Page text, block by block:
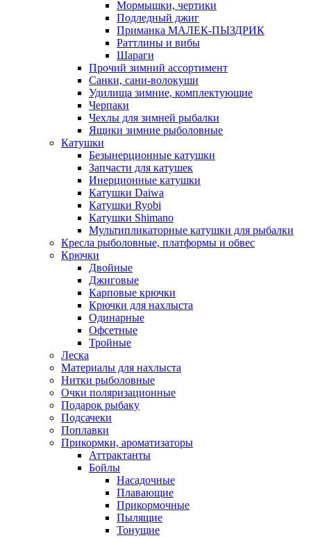
Мормышки, чертики
Подледный джиг
Приманка МАЛЕК-ПЫЗДРИК
Раттлины и вибы
Шараги
Прочий зимний ассортимент
Санки, сани-волокуши
Удилища зимние, комплектующие
Черпаки
Чехлы для зимней рыбалки
Ящики зимние рыболовные
Катушки
Безынерционные катушки
Запчасти для катушек
Инерционные катушки
Катушки Daiwa
Катушки Ryobi
Катушки Shimano
Мультипликаторные катушки для рыбалки
Кресла рыболовные, платформы и обвес
Крючки
Двойные
Джиговые
Карповые крючки
Крючки для нахлыста
Одинарные
Офсетные
Тройные
Леска
Материалы для нахлыста
Нитки рыболовные
Очки поляризационные
Подарок рыбаку
Подсачеки
Поплавки
Прикормки, ароматизаторы
Аттрактанты
Бойлы
Насадочные
Плавающие
Прикормочные
Пылящие
Тонущие